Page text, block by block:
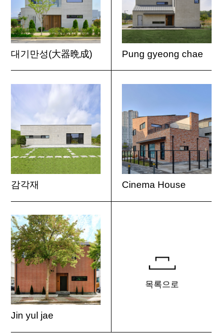
대기만성(大器晩成) Pung gyeong chae
감각재 Cinema House
Jin yul jae
목록으로